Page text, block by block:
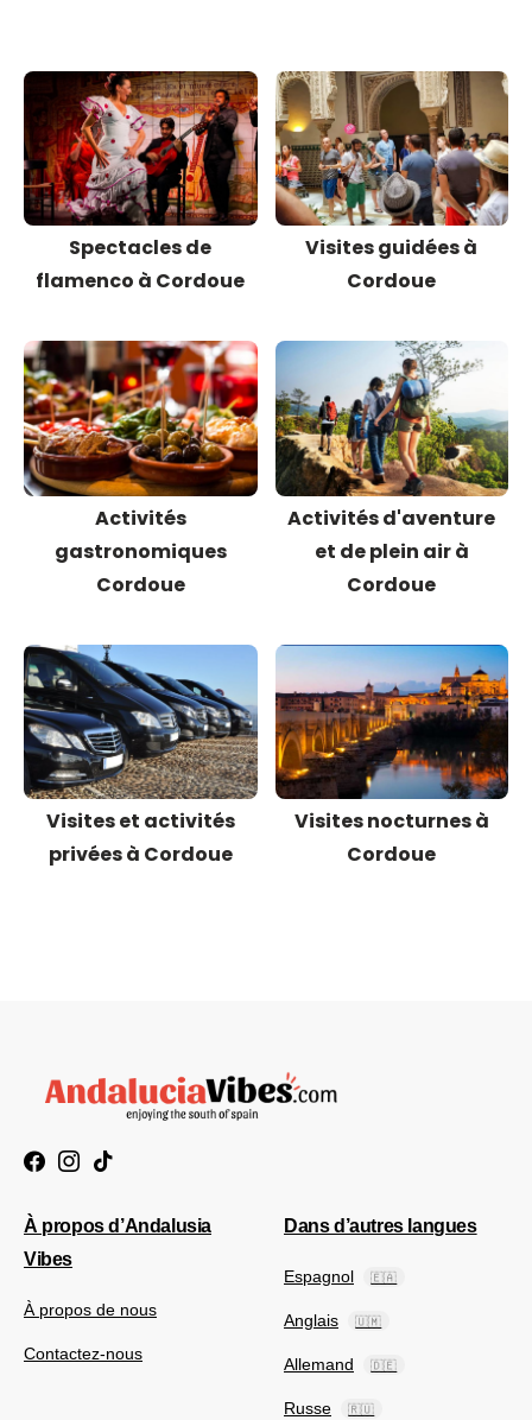
Spectacles de
flamenco à Cordoue
Visites guidées à
Cordoue
Activités
gastronomiques
Cordoue
Activités d'aventure
et de plein air à
Cordoue
Visites et activités
privées à Cordoue
Visites nocturnes à
Cordoue
À propos d’Andalusia
Vibes
À propos de nous
Contactez-nous
Dans d’autres langues
Espagnol 🇪🇦
Anglais 🇺🇲
Allemand 🇩🇪
Russe 🇷🇺